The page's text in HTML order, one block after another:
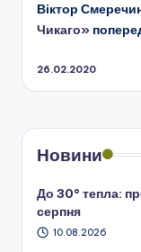
Віктор
Чикаго»
26.02.2020
Новини
До 30° тепла:
серпня
10.08.2026